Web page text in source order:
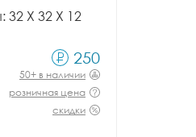
X 32 X 12
250
50+ в наличии
розничная цена
скидки